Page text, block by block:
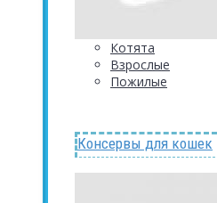
Котята
Взрослые
Пожилые
Консервы для кошек